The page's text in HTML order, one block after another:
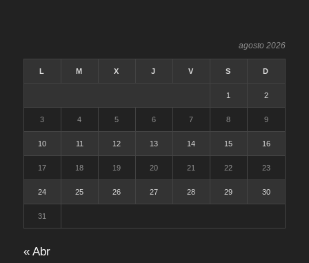
agosto 2026
L M X J V S D
1 2
3 4 5 6 7 8 9
10 11 12 13 14 15 16
17 18 19 20 21 22 23
24 25 26 27 28 29 30
31
« Abr